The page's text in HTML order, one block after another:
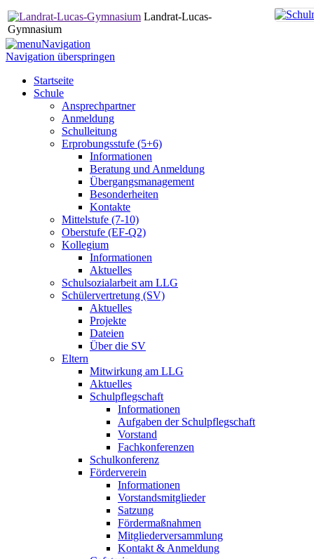
Landrat-Lucas-
Gymnasium
Navigation
Navigation überspringen
Startseite
Schule
Ansprechpartner
Anmeldung
Schulleitung
Erprobungsstufe (5+6)
Informationen
Beratung und Anmeldung
Übergangsmanagement
Besonderheiten
Kontakte
Mittelstufe (7-10)
Oberstufe (EF-Q2)
Kollegium
Informationen
Aktuelles
Schulsozialarbeit am LLG
Schülervertretung (SV)
Aktuelles
Projekte
Dateien
Über die SV
Eltern
Mitwirkung am LLG
Aktuelles
Schulpflegschaft
Informationen
Aufgaben der Schulpflegschaft
Vorstand
Fachkonferenzen
Schulkonferenz
Förderverein
Informationen
Vorstandsmitglieder
Satzung
Fördermaßnahmen
Mitgliederversammlung
Kontakt & Anmeldung